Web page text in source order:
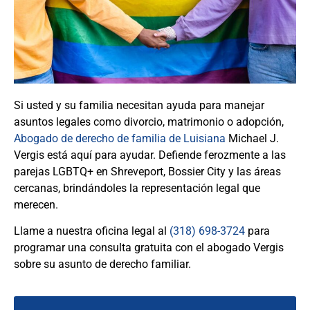
Si usted y su familia necesitan ayuda para manejar
asuntos legales como divorcio, matrimonio o adopción,
Abogado de derecho de familia de Luisiana Michael J.
Vergis está aquí para ayudar. Defiende ferozmente a las
parejas LGBTQ+ en Shreveport, Bossier City y las áreas
cercanas, brindándoles la representación legal que
merecen.
Llame a nuestra oficina legal al (318) 698-3724 para
programar una consulta gratuita con el abogado Vergis
sobre su asunto de derecho familiar.